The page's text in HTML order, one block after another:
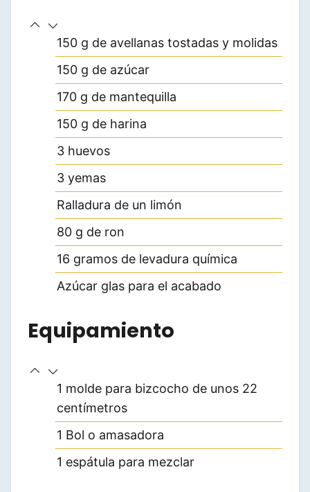
150 g de avellanas tostadas y molidas
150 g de azúcar
170 g de mantequilla
150 g de harina
3 huevos
3 yemas
Ralladura de un limón
80 g de ron
16 gramos de levadura química
Azúcar glas para el acabado
Equipamiento
1 molde para bizcocho de unos 22
centímetros
1 Bol o amasadora
1 espátula para mezclar